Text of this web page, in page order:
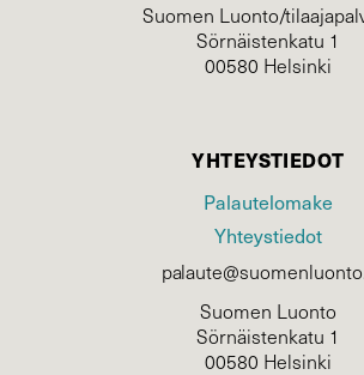
Suomen Luonto/
Sörnäistenkatu 1
00580 Helsinki
YHTEYSTIEDOT
Palautelomake
Yhteystiedot
Suomen Luonto
Sörnäistenkatu 1
00580 Helsinki